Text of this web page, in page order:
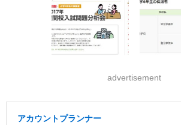
advertisement
アカウントプランナー